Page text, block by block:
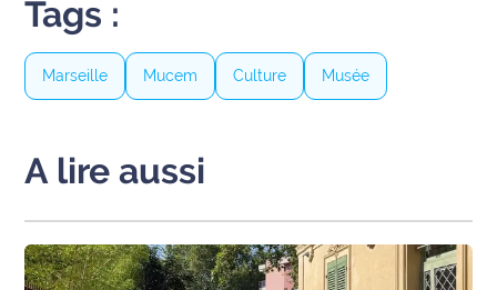
Ecouter
et voir
sommes
nous ?
Devenir
annonceur
Tags :
Marseille Mucem Culture Musée
A lire aussi